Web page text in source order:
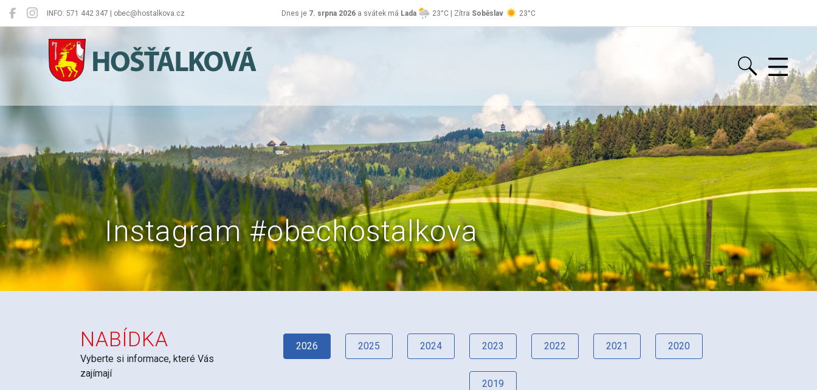
INFO: 571 442 347 | obec@hostalkova.cz Dnes je 7. srpna 2026 a svátek má Lada 23°C | Zítra Soběslav 23°C
Hošťálková
Instagram #obechostalkova
NABÍDKA
Vyberte si informace, které Vás
zajímají
2026 2025 2024 2023 2022 2021 2020
2019